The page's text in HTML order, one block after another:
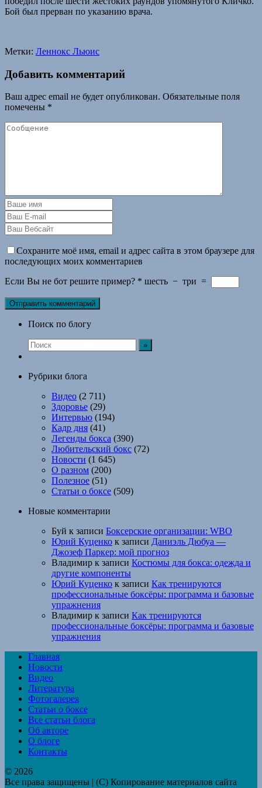
Бой был прерван по указанию врача.
Метки: Леннокс Льюис
Добавить комментарий
Ваш адрес email не будет опубликован. Обязательные поля
помечены *
Сохраните моё имя, email и адрес сайта в этом браузере для
последующих моих комментариев
Если Вы не бот решите пример? * шесть − три =
Поиск по блогу
Рубрики блога
Видео (2 711)
Здоровье (29)
Интервью (194)
Кадр дня (41)
Легенды бокса (390)
Любительский бокс (72)
Новости (1 645)
О разном (200)
Полезное (51)
Статьи о боксе (509)
Новые комментарии
Буй к записи Боксерские организации: WBO
Юрий Куценко к записи Даниэль Дюбуа —
Джозеф Паркер: мой прогноз
Владимир к записи Костюмы для бокса: одежда и
другие компоненты
Юрий Куценко к записи Как тренируются
профессиональные боксёры: программа и базовые
упражнения
Владимир к записи Как тренируются
профессиональные боксёры: программа и базовые
упражнения
Главная
Новости
Видео
Литература
Фотогалерея
Статьи о боксе
Все статьи блога
Об авторе
О блоге
Контакты
© 2026
Все права защищены | (C) Копирование материалов сайта